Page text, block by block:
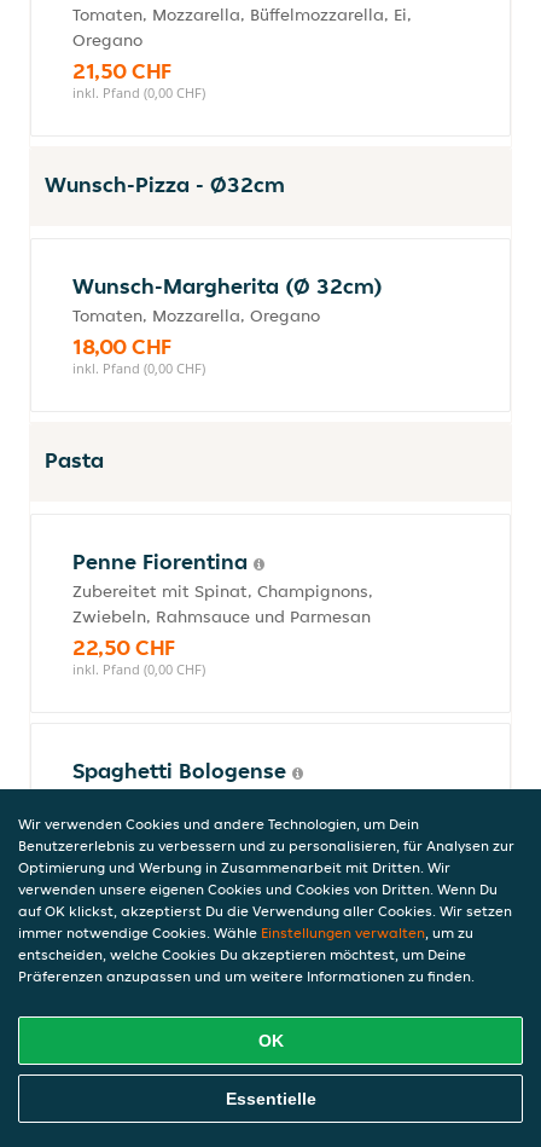
Tomaten, Mozzarella, Büffelmozzarella, Ei,
Oregano
21,50 CHF
inkl. Pfand (0,00 CHF)
Wunsch-Pizza - Ø32cm
Wunsch-Margherita (Ø 32cm)
Tomaten, Mozzarella, Oregano
18,00 CHF
inkl. Pfand (0,00 CHF)
Pasta
Penne Fiorentina
Zubereitet mit Spinat, Champignons,
Zwiebeln, Rahmsauce und Parmesan
22,50 CHF
inkl. Pfand (0,00 CHF)
Spaghetti Bologense
Parmesan
22,50 CHF
inkl. Pfand (0,00 CHF)
Spaghetti Carbonara
22,50 CHF
Online Essen Bestellen
Wir verwenden Cookies und andere Technologien, um Dein
Benutzererlebnis zu verbessern und zu personalisieren, für Analysen zur
Optimierung und Werbung in Zusammenarbeit mit Dritten. Wir
verwenden unsere eigenen Cookies und Cookies von Dritten. Wenn Du
auf OK klickst, akzeptierst Du die Verwendung aller Cookies. Wir setzen
immer notwendige Cookies. Wähle Einstellungen verwalten, um zu
entscheiden, welche Cookies Du akzeptieren möchtest, um Deine
Präferenzen anzupassen und um weitere Informationen zu finden.
OK
Essentielle